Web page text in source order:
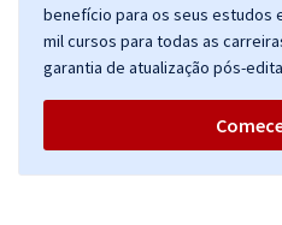
benefício para os seus estudos
mil cursos para todas as
garantia de atualização pós-